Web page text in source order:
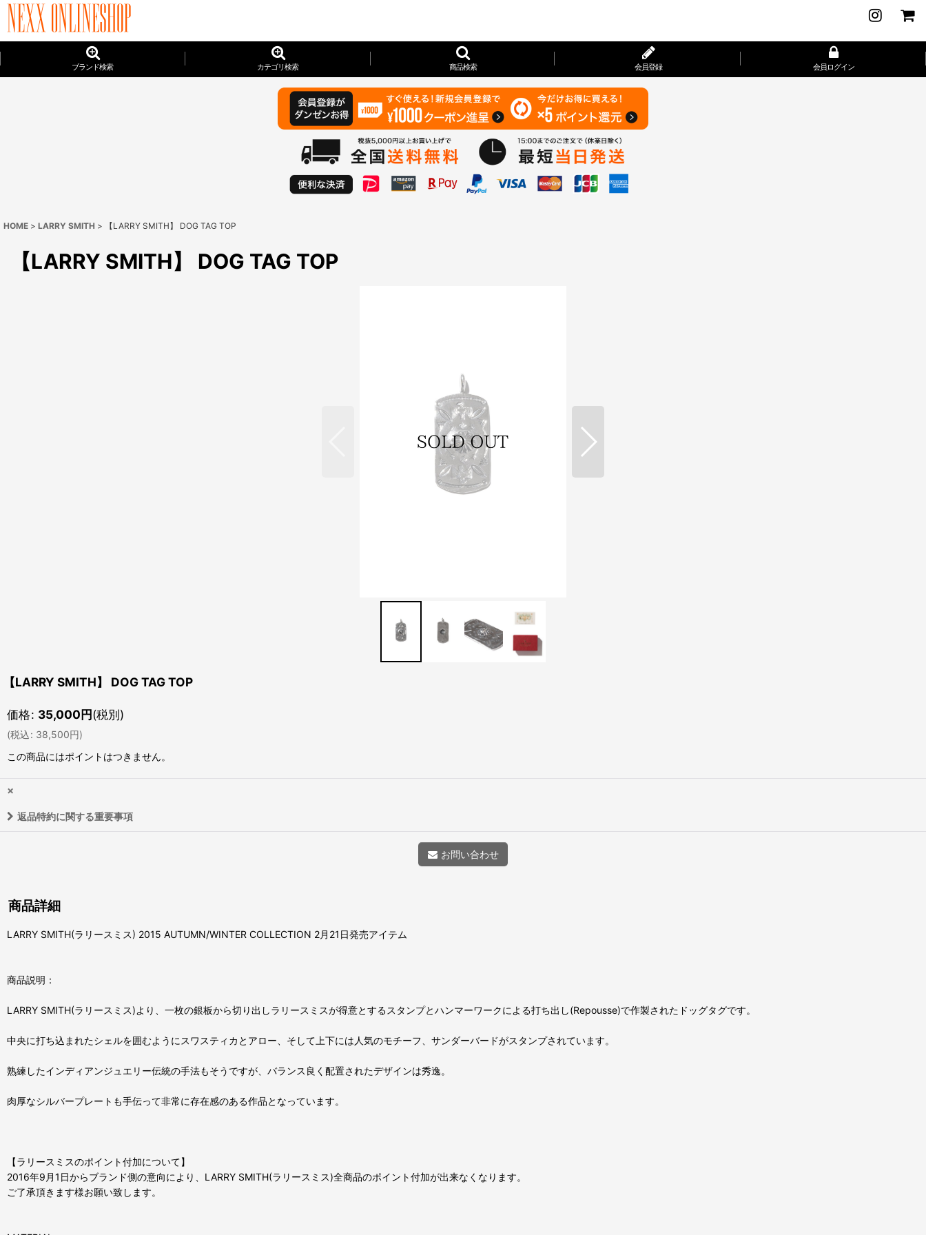
ブランド検索 カテゴリ検索 商品検索 会員登録 会員ログイン
HOME > LARRY SMITH > 【LARRY SMITH】 DOG TAG TOP
【LARRY SMITH】 DOG TAG TOP
【LARRY SMITH】 DOG TAG TOP
価格: 35,000円(税別)
(税込: 38,500円)
この商品にはポイントはつきません。
×
返品特約に関する重要事項
お問い合わせ
商品詳細
LARRY SMITH(ラリースミス) 2015 AUTUMN/WINTER COLLECTION 2月21日発売アイテム
商品説明：
LARRY SMITH(ラリースミス)より、一枚の銀板から切り出しラリースミスが得意とするスタンプとハンマーワークによる打ち出し(Repousse)で作製されたドッグタグです。
中央に打ち込まれたシェルを囲むようにスワスティカとアロー、そして上下には人気のモチーフ、サンダーバードがスタンプされています。
熟練したインディアンジュエリー伝統の手法もそうですが、バランス良く配置されたデザインは秀逸。
肉厚なシルバープレートも手伝って非常に存在感のある作品となっています。
【ラリースミスのポイント付加について】
2016年9月1日からブランド側の意向により、LARRY SMITH(ラリースミス)全商品のポイント付加が出来なくなります。
ご了承頂きます様お願い致します。